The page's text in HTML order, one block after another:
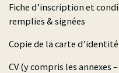
Fiche d’inscription et
remplies & signées
Copie de la carte d’identité
CV (y compris les annexes